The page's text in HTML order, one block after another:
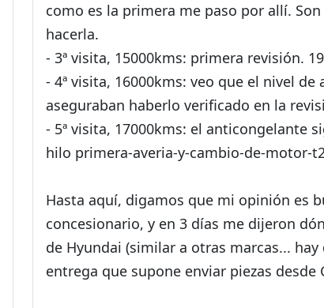
como es la primera me paso por allí.
hacerla.
- 3ª visita, 15000kms: primera revisión.
- 4ª visita, 16000kms: veo que el nivel
aseguraban haberlo verificado en la
- 5ª visita, 17000kms: el anticongelante
hilo primera-averia-y-cambio-de-motor-
Hasta aquí, digamos que mi opinión es
concesionario, y en 3 días me dijeron
de Hyundai (similar a otras marcas...
entrega que supone enviar piezas desde